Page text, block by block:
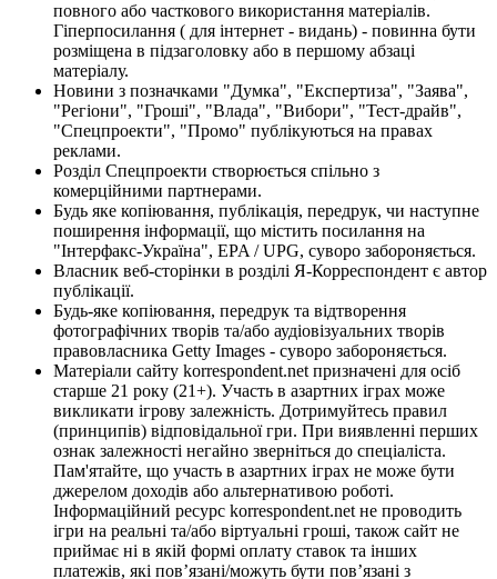
повного або часткового використання матеріалів.
Гіперпосилання ( для інтернет - видань) - повинна бути
розміщена в підзаголовку або в першому абзаці
матеріалу.
Новини з позначками "Думка", "Експертиза", "Заява",
"Регіони", "Гроші", "Влада", "Вибори", "Тест-драйв",
"Спецпроекти", "Промо" публікуються на правах
реклами.
Розділ Спецпроекти створюється спільно з
комерційними партнерами.
Будь яке копіювання, публікація, передрук, чи наступне
поширення інформації, що містить посилання на
"Інтерфакс-Україна", EPA / UPG, суворо забороняється.
Власник веб-сторінки в розділі Я-Корреспондент є автор
публікації.
Будь-яке копіювання, передрук та відтворення
фотографічних творів та/або аудіовізуальних творів
правовласника Getty Images - суворо забороняється.
Матеріали сайту korrespondent.net призначені для осіб
старше 21 року (21+). Участь в азартних іграх може
викликати ігрову залежність. Дотримуйтесь правил
(принципів) відповідальної гри. При виявленні перших
ознак залежності негайно зверніться до спеціаліста.
Пам'ятайте, що участь в азартних іграх не може бути
джерелом доходів або альтернативою роботі.
Інформаційний ресурс korrespondent.net не проводить
ігри на реальні та/або віртуальні гроші, також сайт не
приймає ні в якій формі оплату ставок та інших
платежів, які пов’язані/можуть бути пов’язані з